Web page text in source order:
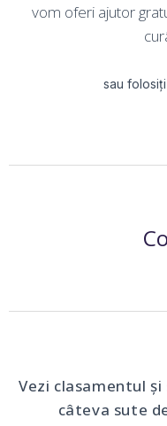
vom oferi ajutor
sau
Vezi clasamentul
câteva sute